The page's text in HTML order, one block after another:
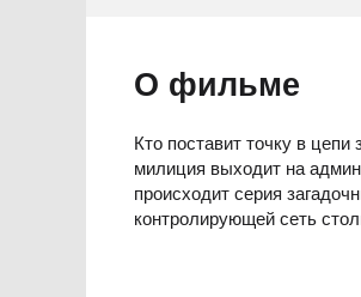
О фильме
Кто поставит точку в
милиция выходит на
происходит серия
контролирующей сеть